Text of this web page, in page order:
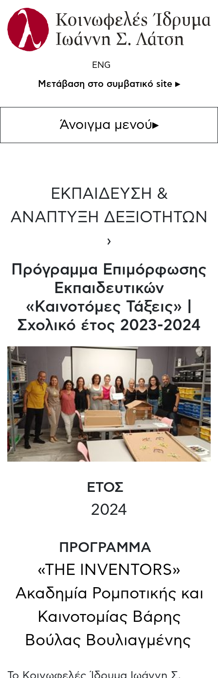
ENG
Μετάβαση στο συμβατικό site ▸
Άνοιγμα μενού▸
ΕΚΠΑΙΔΕΥΣΗ &
ΑΝΑΠΤΥΞΗ ΔΕΞΙΟΤΗΤΩΝ
›
Πρόγραμμα Επιμόρφωσης
Εκπαιδευτικών
«Καινοτόμες Τάξεις» |
Σχολικό έτος 2023-2024
ΕΤΟΣ
2024
ΠΡΟΓΡΑΜΜΑ
«THE INVENTORS»
Ακαδημία Ρομποτικής και
Καινοτομίας Βάρης
Βούλας Βουλιαγμένης
Το Κοινωφελές Ίδρυμα Ιωάννη Σ.